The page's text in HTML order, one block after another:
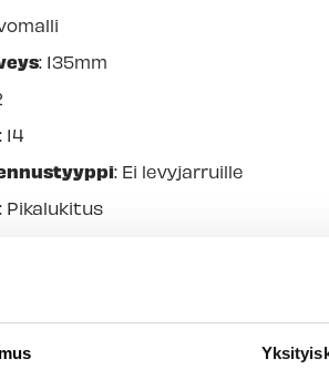
: 135mm
: 14
: Ei levyjarruille
: Pikalukitus
/ rataspakan kiinnitys
SRAM, maasto/maantie, 8/9/10